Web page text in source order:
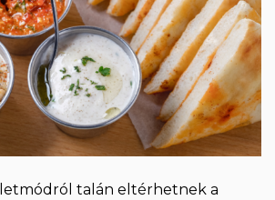
talán eltérhetnek a